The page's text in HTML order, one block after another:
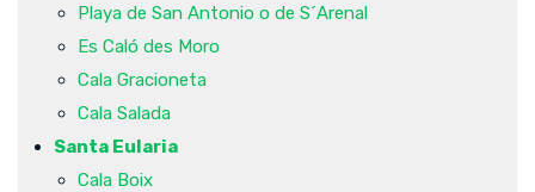
Playa de San Antonio o de S´Arenal
Es Caló des Moro
Cala Gracioneta
Cala Salada
Santa Eularia
Cala Boix